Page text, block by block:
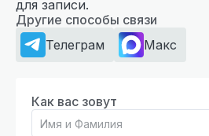
для записи.
Другие способы связи
Телеграм
Макс
Как вас зовут